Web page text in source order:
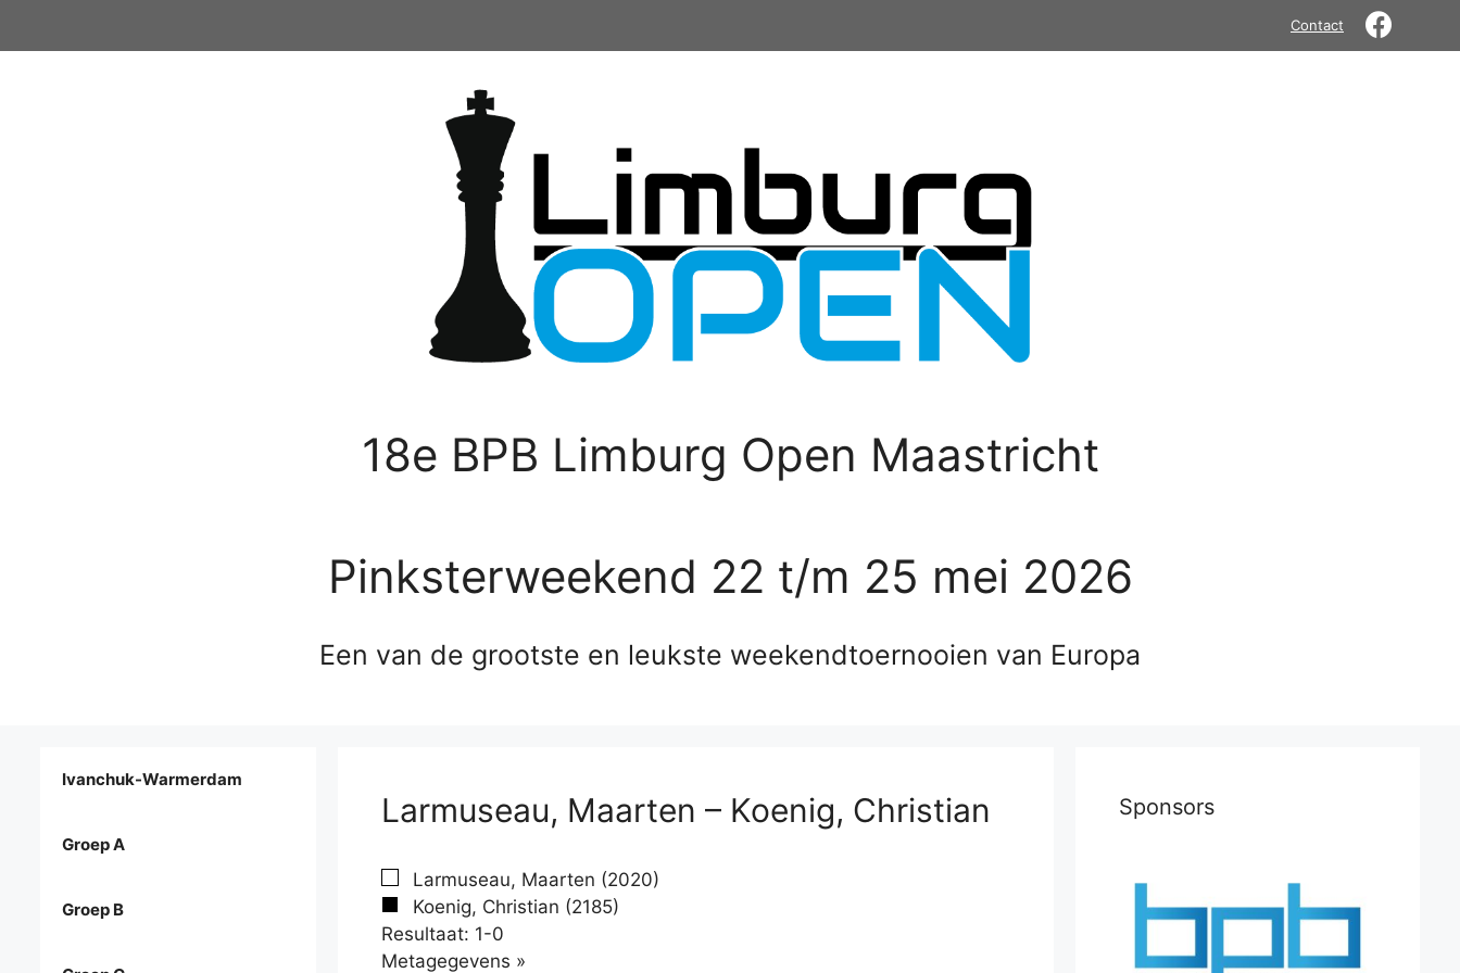
Contact
18e BPB Limburg Open Maastricht
Pinksterweekend 22 t/m 25 mei 2026
Een van de grootste en leukste weekendtoernooien van Europa
Larmuseau, Maarten – Koenig, Christian
Larmuseau, Maarten (2020)
Koenig, Christian (2185)
Resultaat: 1-0
Metagegevens »
Ivanchuk-Warmerdam
Groep A
Groep B
Sponsors